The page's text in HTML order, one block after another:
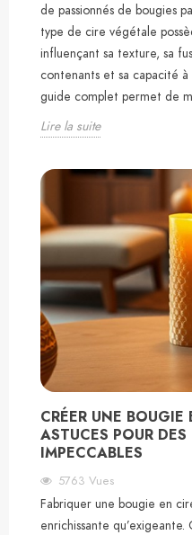
de passionnés de bougies
type de cire végétale
influençant sa texture, sa
contenants et sa capacité
guide complet permet de
Lire la suite
CRÉER UNE BOUGIE
ASTUCES POUR DES
IMPECCABLES
5763 Vues
Fabriquer une bougie en
enrichissante